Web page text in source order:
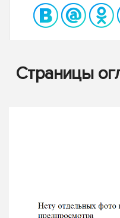
Страницы